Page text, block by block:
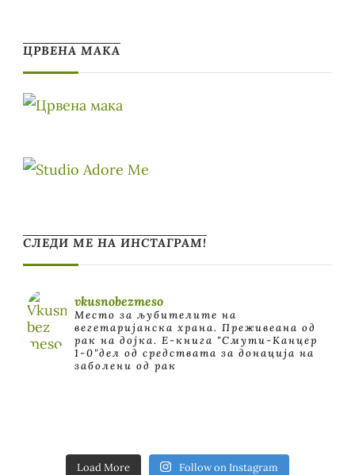
ЦРВЕНА МАКА
СЛЕДИ МЕ НА ИНСТАГРАМ!
vkusnobezmeso
Место за љубителите на
вегетаријанска храна. Преживеана од
рак на дојка. E-книга "Смути-Канцер
1-0"дел од средствата за донација на
заболени од рак
Load More Follow on Instagram